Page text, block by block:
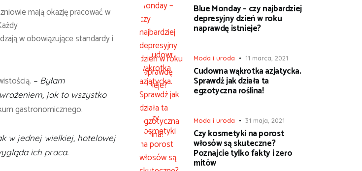
mają okazję pracować w
w obowiązujące standardy i
– Byłam
jak to wszystko
gastronomicznego.
w jednej wielkiej, hotelowej
ich praca.
Blue Monday – czy najbardziej
depresyjny dzień w roku
naprawdę istnieje?
Moda i uroda 11 marca, 2021
Cudowna wąkrotka azjatycka.
Sprawdź jak działa ta
egzotyczna roślina!
Moda i uroda 31 maja, 2021
Czy kosmetyki na porost
włosów są skuteczne?
Poznajcie tylko fakty i zero
mitów